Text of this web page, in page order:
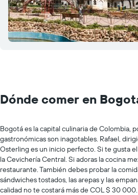
Dónde comer en
Bogotá es la capital culinaria de Colombia,
gastronómicas son inagotables. Rafael,
Osterling es un inicio perfecto. Si te gusta
la Cevichería Central. Si adoras la cocina
restaurante. También debes probar la
sándwiches tostados, las arepas y las
calidad no te costará más de COL $ 30 000.